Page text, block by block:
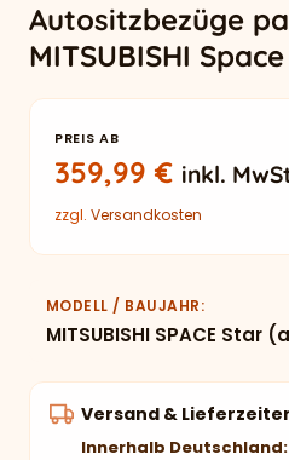
Autositzbezüge
MITSUBISHI
PREIS AB
359,99€ inkl.
zzgl. Versandkosten
MODELL / BAUJAHR
MITSUBISHI SPACE Star
Versand &
Innerhalb Deutschland: